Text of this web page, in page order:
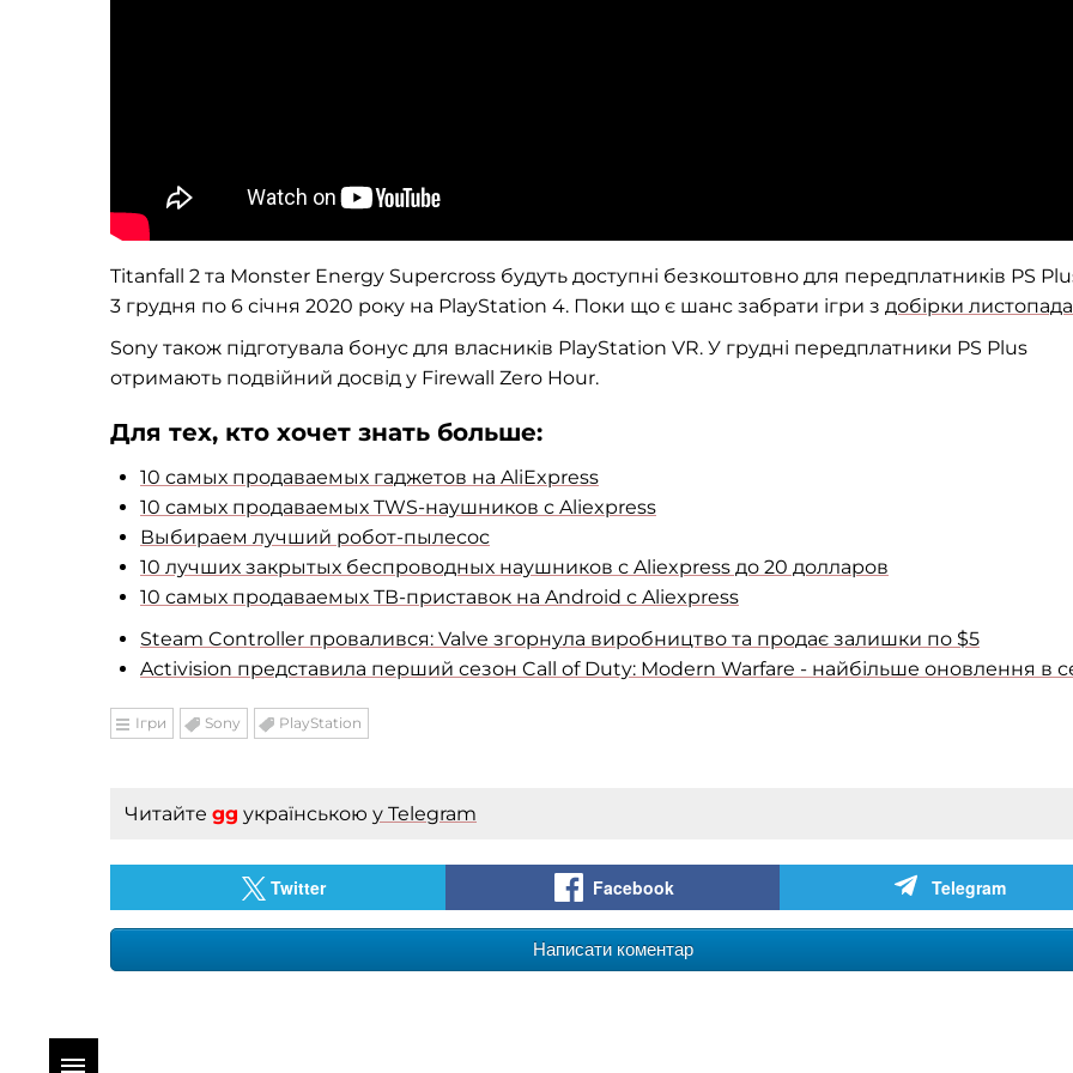
Titanfall 2 та Monster Energy Supercross будуть доступні безкоштовно для передплатників PS
3 грудня по 6 січня 2020 року на PlayStation 4. Поки що є шанс забрати ігри з добірки листопада
Sony також підготувала бонус для власників PlayStation VR. У грудні передплатники PS Plus
отримають подвійний досвід у Firewall Zero Hour.
Для тех, кто хочет знать больше:
10 самых продаваемых гаджетов на AliExpress
10 самых продаваемых TWS-наушников с Aliexpress
Выбираем лучший робот-пылесос
10 лучших закрытых беспроводных наушников с Aliexpress до 20 долларов
10 самых продаваемых ТВ-приставок на Android с Aliexpress
Steam Controller провалився: Valve згорнула виробництво та продає залишки по $5
Activision представила перший сезон Call of Duty: Modern Warfare - найбільше оновлення в
Ігри Sony PlayStation
Читайте gg українською у Telegram
Twitter Facebook Telegram
Написати коментар